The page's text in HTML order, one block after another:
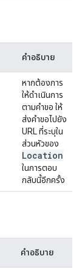
คำอธิบาย
หากต้องการ
ให้ดำเนินการ
ตามคำขอ ให้
ส่งคำขอไปยัง
URL ที่ระบุใน
ส่วนหัวของ
Location
ในการตอบ
กลับนี้อีกครั้ง
คำอธิบาย